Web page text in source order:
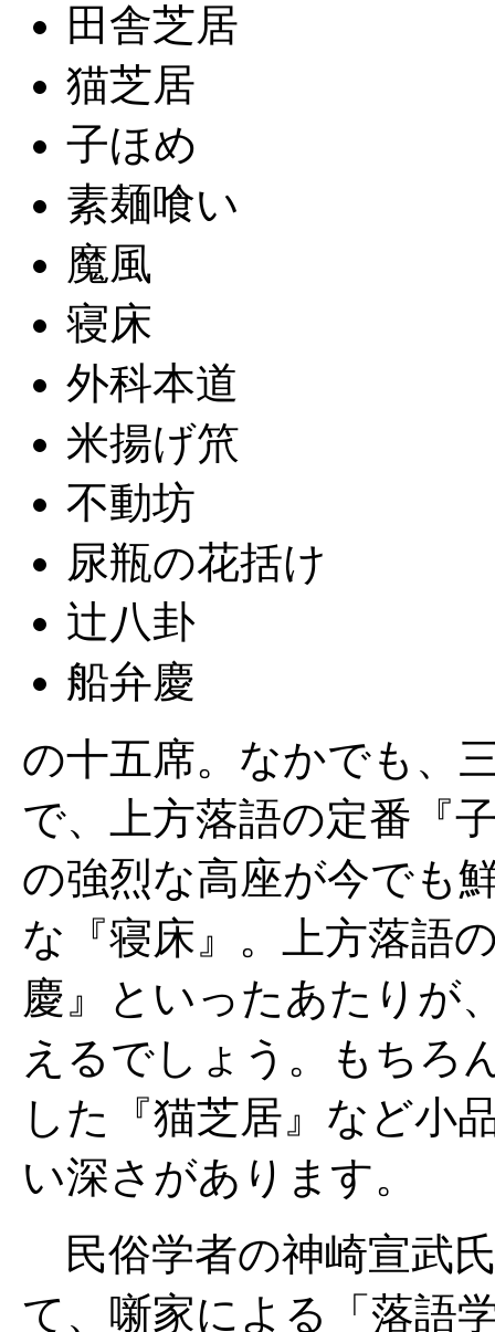
田舎芝居
猫芝居
子ほめ
素麺喰い
魔風
寝床
外科本道
米揚げ笊
不動坊
尿瓶の花括け
辻八卦
船弁慶
の十五席。なかでも、
で、上方落語の定番『
の強烈な高座が今でも
な『寝床』。上方落語
慶』といったあたりが
えるでしょう。もちろ
した『猫芝居』など小
い深さがあります。
民俗学者の神崎宣武
て、噺家による「落語